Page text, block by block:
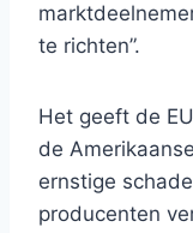
te richten”.
Het geeft de
de
ernstige
producenten